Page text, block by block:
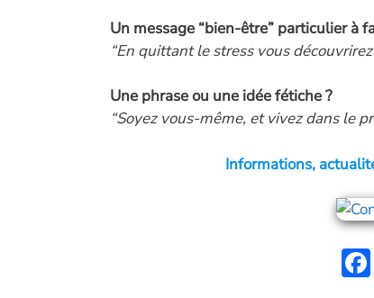
Un message “bien-être” particulier à
“En quittant le stress vous
Une phrase ou une idée fétiche ?
“Soyez vous-même, et vivez dans le
Informations,